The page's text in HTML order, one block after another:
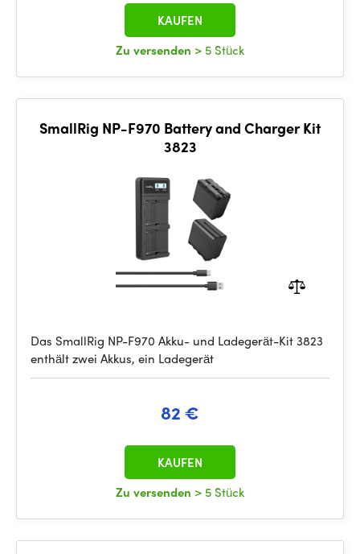
Zu versenden > 5 Stück
KAUFEN
SmallRig NP-F970 Battery and Charger Kit
3823
Das SmallRig NP-F970 Akku- und Ladegerät-Kit 3823
enthält zwei Akkus, ein Ladegerät
82 €
Zu versenden > 5 Stück
KAUFEN